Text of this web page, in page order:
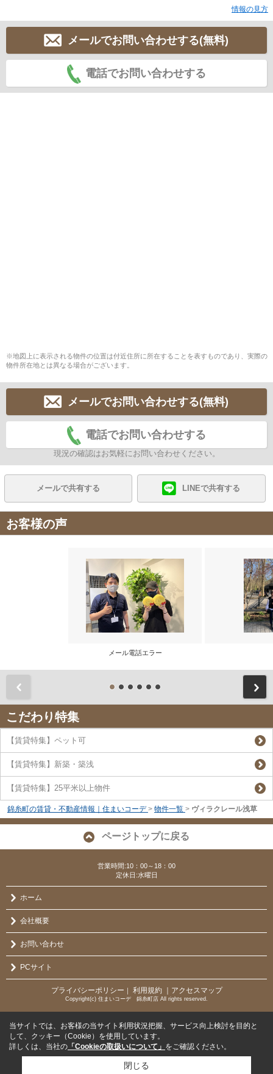
情報の見方
メールでお問い合わせする(無料)
電話でお問い合わせする
※地図上に表示される物件の位置は付近住所に所在することを表すものであり、実際の
物件所在地とは異なる場合がございます。
メールでお問い合わせする(無料)
電話でお問い合わせする
現況の確認はお気軽にお問い合わせください。
メールで共有する LINEで共有する
お客様の声
メール電話エラー
こだわり特集
【賃貸特集】ペット可
【賃貸特集】新築・築浅
【賃貸特集】25平米以上物件
錦糸町の賃貸・不動産情報｜住まいコーデ > 物件一覧 > ヴィラクレール浅草
ページトップに戻る
営業時間:10：00～18：00
定休日:水曜日
ホーム
会社概要
お問い合わせ
PCサイト
プライバシーポリシー 利用規約 ｜アクセスマップ
Copyright(c) 住まいコーデ 錦糸町店 All rights reserved.
当サイトでは、お客様の当サイト利用状況把握、サービス向上検討を目的と
して、クッキー（Cookie）を使用しています。
詳しくは、当社の 「Cookieの取扱いについて」 をご確認ください。
閉じる